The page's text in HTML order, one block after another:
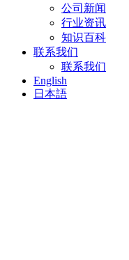
公司新闻
行业资讯
知识百科
联系我们
联系我们
English
日本語